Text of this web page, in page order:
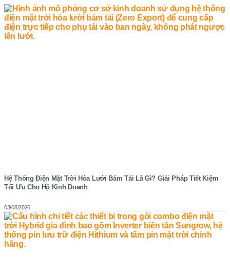
Hệ Thống Điện Mặt Trời Hòa Lưới Bám Tải Là Gì? Giải Pháp Tiết Kiệm
Tối Ưu Cho Hộ Kinh Doanh
03/08/2026